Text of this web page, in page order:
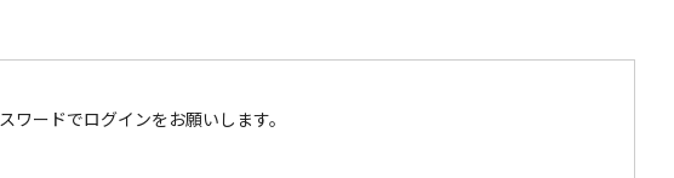
ードでログインをお願いします。